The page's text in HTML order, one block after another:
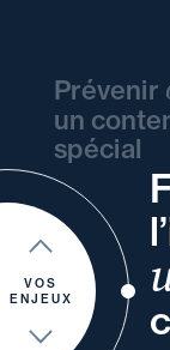
VOS
ENJEUX
Prévenir
un
spécial